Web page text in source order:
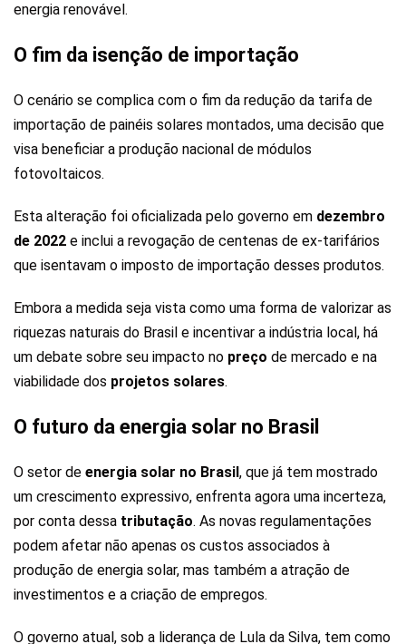
energia renovável.
O fim da isenção de importação
O cenário se complica com o fim da redução da tarifa de
importação de painéis solares montados, uma decisão que
visa beneficiar a produção nacional de módulos
fotovoltaicos.
Esta alteração foi oficializada pelo governo em dezembro
de 2022 e inclui a revogação de centenas de ex-tarifários
que isentavam o imposto de importação desses produtos.
Embora a medida seja vista como uma forma de valorizar as
riquezas naturais do Brasil e incentivar a indústria local, há
um debate sobre seu impacto no preço de mercado e na
viabilidade dos projetos solares.
O futuro da energia solar no Brasil
O setor de energia solar no Brasil, que já tem mostrado
um crescimento expressivo, enfrenta agora uma incerteza,
por conta dessa tributação. As novas regulamentações
podem afetar não apenas os custos associados à
produção de energia solar, mas também a atração de
investimentos e a criação de empregos.
O governo atual, sob a liderança de Lula da Silva, tem como